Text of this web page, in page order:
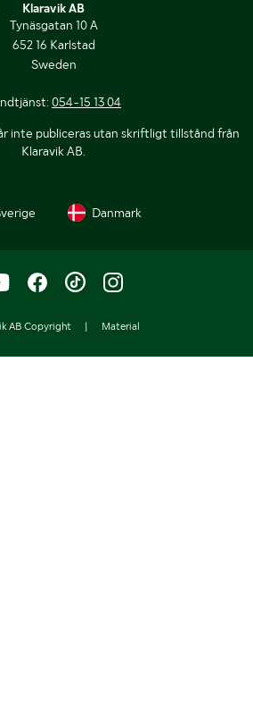
Klaravik AB
Tynäsgatan 10 A
652 16 Karlstad
Sweden
054-15 13 04
inte publiceras utan skriftligt tillstånd från
Klaravik AB.
Danmark
AB Copyright | Material